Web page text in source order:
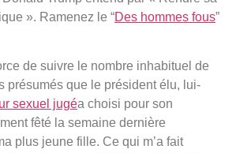
». Ramenez le “Des hommes fous”
de suivre le nombre inhabituel de
présumés que le président élu, lui-
sexuel jugéa choisi pour son
fêté la semaine dernière
plus jeune fille. Ce qui m’a fait